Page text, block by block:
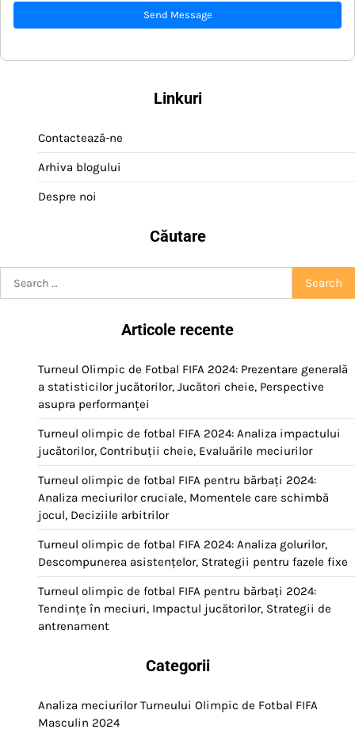
Send Message
Linkuri
Contactează-ne
Arhiva blogului
Despre noi
Căutare
for:
Articole recente
Turneul Olimpic de Fotbal FIFA 2024: Prezentare generală
a statisticilor jucătorilor, Jucători cheie, Perspective
asupra performanței
Turneul olimpic de fotbal FIFA 2024: Analiza impactului
jucătorilor, Contribuții cheie, Evaluările meciurilor
Turneul olimpic de fotbal FIFA pentru bărbați 2024:
Analiza meciurilor cruciale, Momentele care schimbă
jocul, Deciziile arbitrilor
Turneul olimpic de fotbal FIFA 2024: Analiza golurilor,
Descompunerea asistențelor, Strategii pentru fazele fixe
Turneul olimpic de fotbal FIFA pentru bărbați 2024:
Tendințe în meciuri, Impactul jucătorilor, Strategii de
antrenament
Categorii
Analiza meciurilor Turneului Olimpic de Fotbal FIFA
Masculin 2024